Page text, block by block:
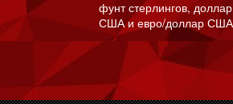
фунт стерлингов, доллар
США и евро/доллар США